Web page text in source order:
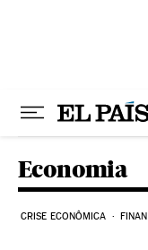
Economia
CRISE ECONÔMICA